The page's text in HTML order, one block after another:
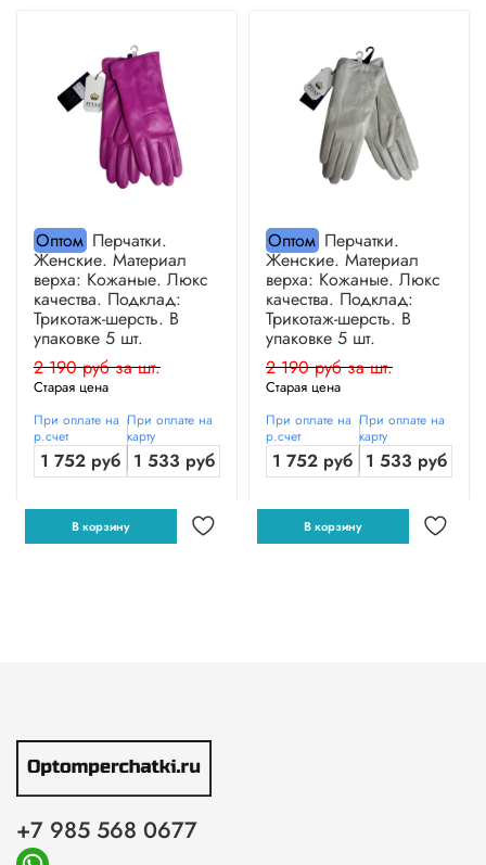
ОптомПерчатки.
Женские. Материал
верха: Кожаные. Люкс
качества. Подклад:
Трикотаж-шерсть. В
упаковке 5 шт.
2 190 руб за шт.
Старая цена
При оплате на
р.счет
1 752 руб
При оплате на
карту
1 533 руб
В корзину
ОптомПерчатки.
Женские. Материал
верха: Кожаные. Люкс
качества. Подклад:
Трикотаж-шерсть. В
упаковке 5 шт.
2 190 руб за шт.
Старая цена
При оплате на
р.счет
1 752 руб
При оплате на
карту
1 533 руб
В корзину
+7 985 568 0677